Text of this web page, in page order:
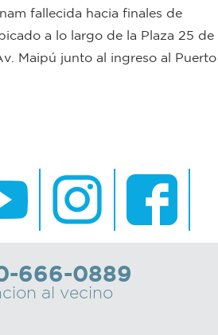
fallecida hacia finales de
a lo largo de la Plaza 25 de
Maipú junto al ingreso al Puerto
666-0889
al vecino